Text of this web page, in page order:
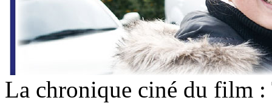
La chronique ciné du film